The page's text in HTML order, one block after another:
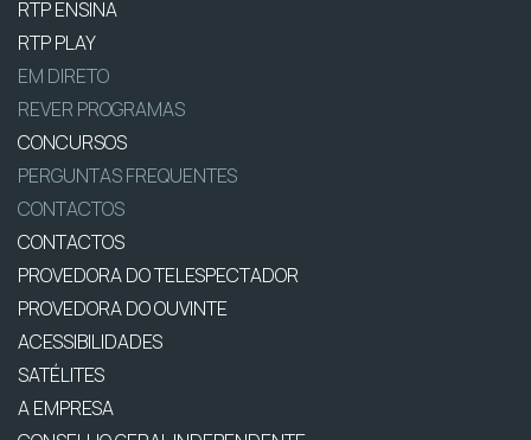
RTP ENSINA
RTP PLAY
EM DIRETO
REVER PROGRAMAS
CONCURSOS
PERGUNTAS FREQUENTES
CONTACTOS
CONTACTOS
PROVEDORA DO TELESPECTADOR
PROVEDORA DO OUVINTE
ACESSIBILIDADES
SATÉLITES
A EMPRESA